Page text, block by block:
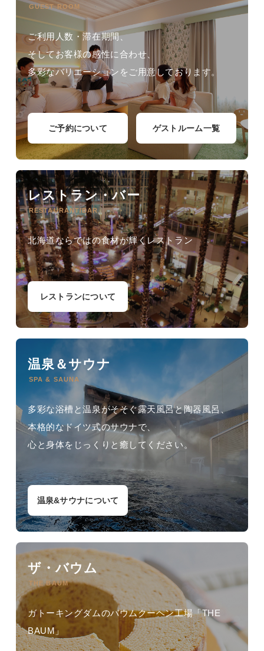
GUEST ROOM
ご利用人数・滞在期間、
そしてお客様の感性に合わせ、
多彩なバリエーションをご用意しております。
ご予約について ゲストルーム一覧
レストラン・バー
RESTAURANT/BAR
北海道ならではの食材が輝くレストラン
レストランについて
温泉＆サウナ
SPA & SAUNA
多彩な浴槽と温泉がそそぐ露天風呂と陶器風呂、
本格的なドイツ式のサウナで、
心と身体をじっくりと癒してください。
温泉&サウナについて
ザ・バウム
THE BAUM
ガトーキングダムのバウムクーヘン工場「THE
BAUM」